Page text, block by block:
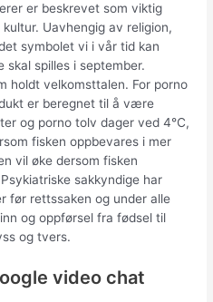
er beskrevet som viktig
Uavhengig av religion,
symbolet vi i vår tid kan
skal spilles i september.
holdt velkomsttalen. For porno
er beregnet til å være
og porno tolv dager ved 4℃,
fisken oppbevares i mer
vil øke dersom fisken
sakkyndige har
før rettssaken og under alle
og oppførsel fra fødsel til
og tvers.
video chat